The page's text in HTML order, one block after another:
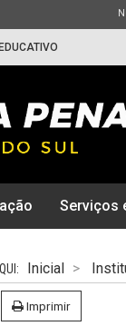
Serviços
Inicial
Imprimir